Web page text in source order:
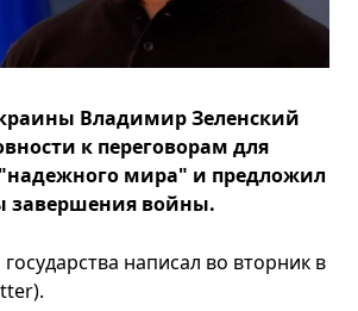
Владимир Зеленский
к переговорам для
мира" и предложил
завершения войны.
написал во вторник в